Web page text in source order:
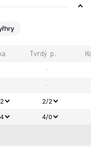
Tvrdý p.
-
-
2/2
4/0